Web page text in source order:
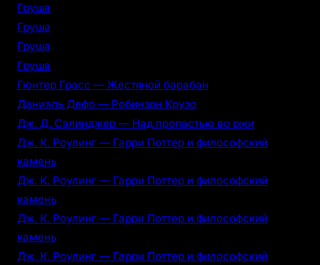
Груша
Груша
Груша
Груша
Гюнтер Грасс — Жестяной барабан
Даниэль Дефо — Робинзон Крузо
Дж. Д. Сэлинджер — Над пропастью во ржи
Дж. К. Роулинг — Гарри Поттер и философский
камень
Дж. К. Роулинг — Гарри Поттер и философский
камень
Дж. К. Роулинг — Гарри Поттер и философский
камень
Дж. К. Роулинг — Гарри Поттер и философский